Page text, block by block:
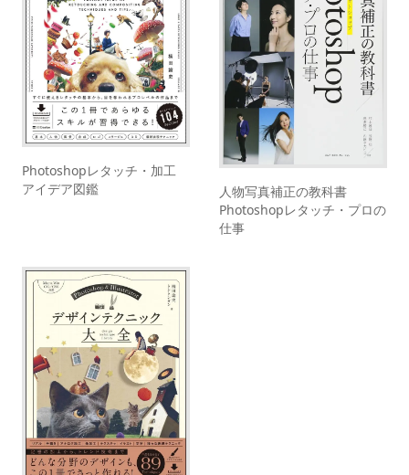
Photoshopレタッチ・加工
アイデア図鑑
人物写真補正の教科書
Photoshopレタッチ・プロの
仕事